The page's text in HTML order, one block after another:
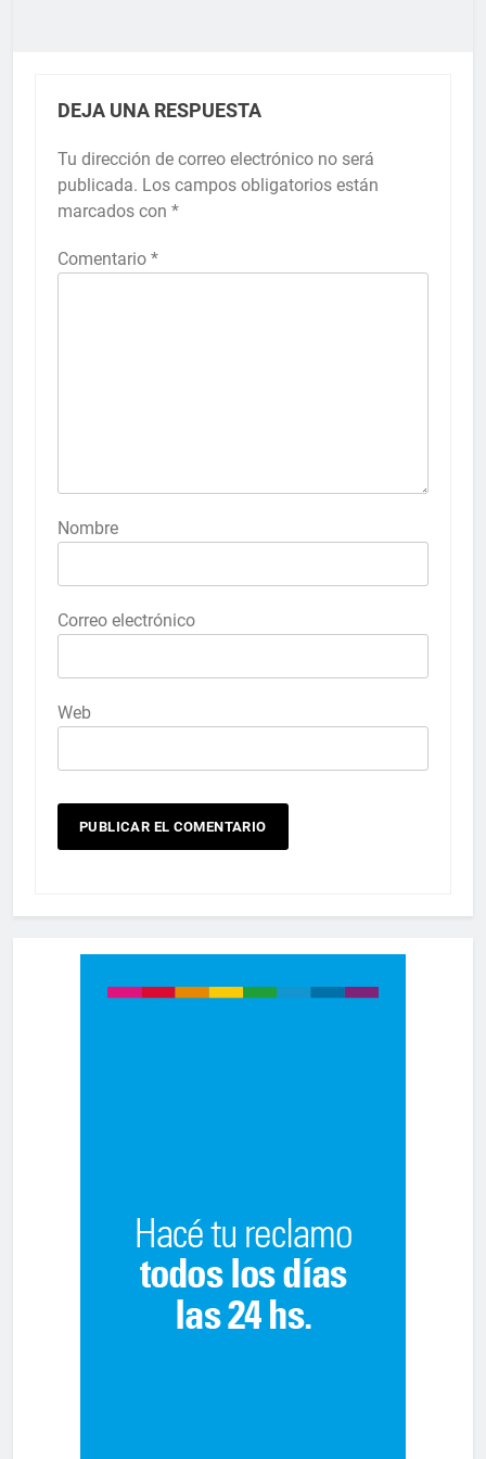
DEJA UNA RESPUESTA
Tu dirección de correo electrónico no será
publicada. Los campos obligatorios están
marcados con *
Comentario *
Nombre
Correo electrónico
Web